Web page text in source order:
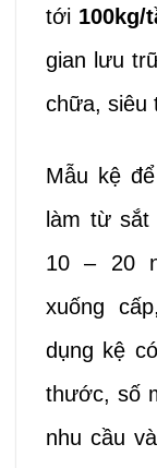
tới 100kg/
gian lưu
chữa, siêu
Mẫu kệ
làm từ
10 – 20
xuống
dụng kệ
thước, số
nhu cầu